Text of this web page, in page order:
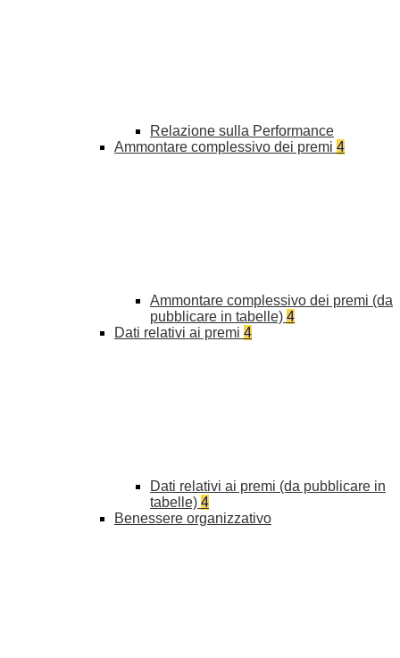
Relazione sulla Performance
Ammontare complessivo dei premi 4
Ammontare complessivo dei premi (da
pubblicare in tabelle) 4
Dati relativi ai premi 4
Dati relativi ai premi (da pubblicare in
tabelle) 4
Benessere organizzativo